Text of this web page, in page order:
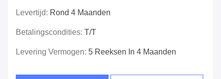
Levertijd: Rond 4 Maanden
Betalingscondities: T/T
Levering Vermogen: 5 Reeksen In 4 Maanden